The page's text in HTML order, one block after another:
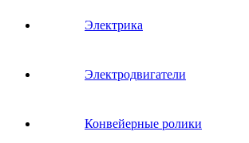
Электрика
Электродвигатели
Конвейерные ролики